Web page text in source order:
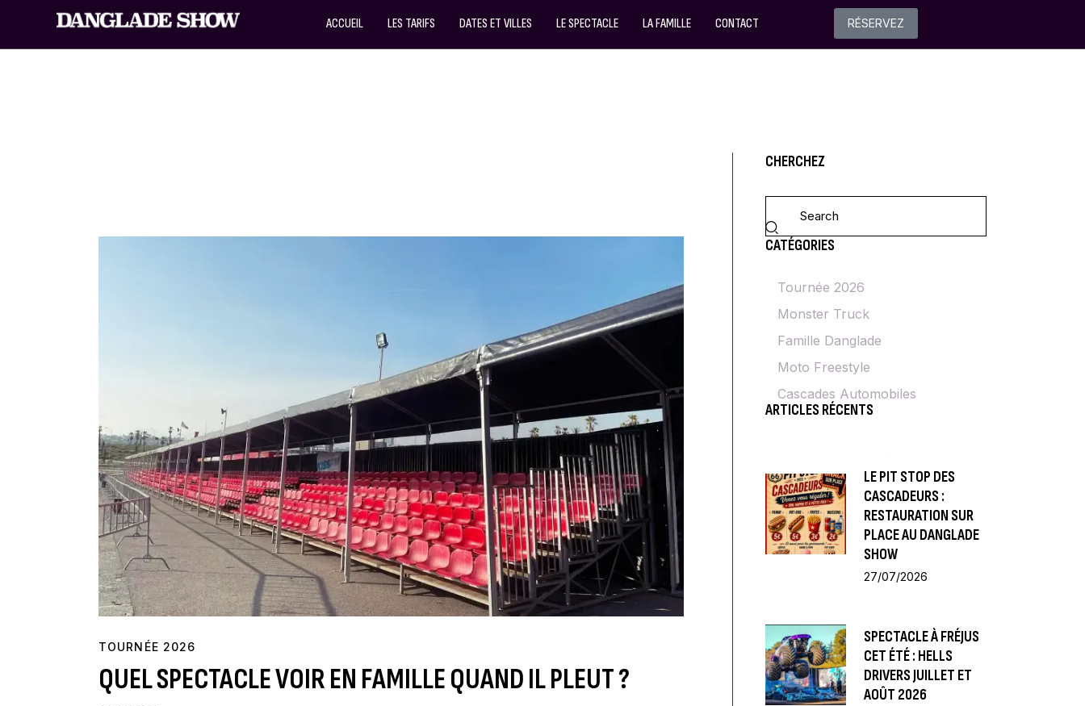
ACCUEIL LES TARIFS DATES ET VILLES LE SPECTACLE LA FAMILLE CONTACT RÉSERVEZ
TOURNÉE 2026
QUEL SPECTACLE VOIR EN FAMILLE QUAND IL PLEUT ?
CHERCHEZ
CATÉGORIES
Tournée 2026
Monster Truck
Famille Danglade
Moto Freestyle
Cascades Automobiles
ARTICLES RÉCENTS
LE PIT STOP DES
CASCADEURS :
RESTAURATION SUR
PLACE AU DANGLADE
SHOW
27/07/2026
SPECTACLE À FRÉJUS
CET ÉTÉ : HELLS
DRIVERS JUILLET ET
AOÛT 2026